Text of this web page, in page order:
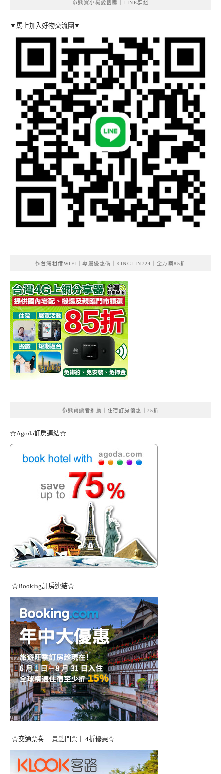
👍熊寶小榆愛團購｜LINE群組
▼馬上加入好物交流團▼
👍台灣租借WIFI｜專屬優惠碼｜KINGLIN724｜全方案85折
👍熊寶讀者推薦｜住宿訂房優惠｜75折
☆Agoda訂房連結☆
☆Booking訂房連結☆
☆交通票卷｜ 景點門票｜ 4折優惠☆